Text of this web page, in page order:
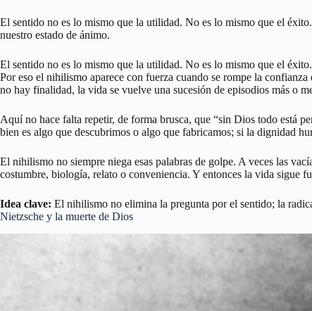
El sentido no es lo mismo que la utilidad. No es lo mismo que el
nuestro estado de ánimo.
El sentido no es lo mismo que la utilidad. No es lo mismo que el
Por eso el nihilismo aparece con fuerza cuando se rompe la
no hay finalidad, la vida se vuelve una sucesión de episodios más o
Aquí no hace falta repetir, de forma brusca, que “sin Dios todo está
bien es algo que descubrimos o algo que fabricamos; si la dignidad
El nihilismo no siempre niega esas palabras de golpe. A veces las
costumbre, biología, relato o conveniencia. Y entonces la vida sigue
Idea clave: El nihilismo no elimina la pregunta por el sentido; la
Nietzsche y la muerte de Dios